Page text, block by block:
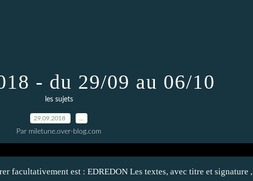
- du 29/09 au 06/10
les sujets
29.09.2018
Par miletune.over-blog.com
facultativement est : EDREDON Les textes, avec titre et signature ,